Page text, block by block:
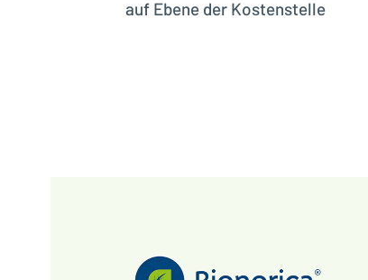
auf Ebene der Kostenstelle